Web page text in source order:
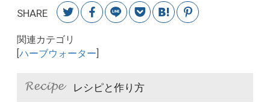
SHARE
関連カテゴリ
ハーブウォーター
レシピと作り方